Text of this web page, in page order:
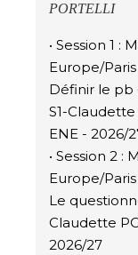
PORTELLI
• Session 1 :
Europe/
Définir le pb
S1-Claudette
ENE - 2026/
• Session 2 :
Europe/
Le
Claudette
2026/27